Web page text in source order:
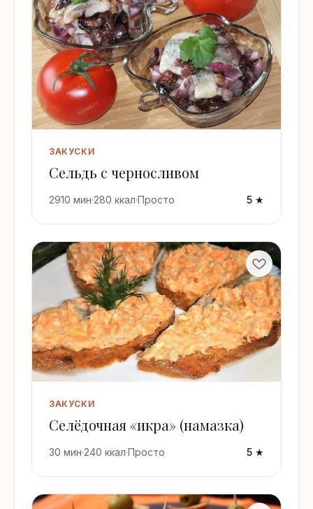
ЗАКУСКИ
Сельдь с черносливом
2910 мин·280 ккал·Просто 5 ★
ЗАКУСКИ
Селёдочная «икра» (намазка)
30 мин·240 ккал·Просто 5 ★